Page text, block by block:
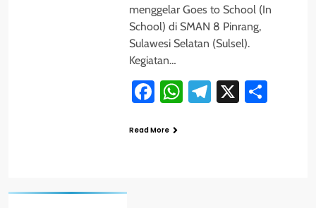
menggelar Goes to School (In
School) di SMAN 8 Pinrang,
Sulawesi Selatan (Sulsel).
Kegiatan…
Facebook
WhatsApp
Telegram
X
Read More